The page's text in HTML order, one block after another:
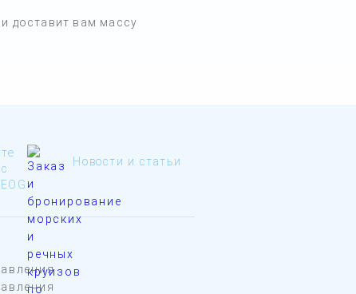
доставит вам массу
Новости и статьи